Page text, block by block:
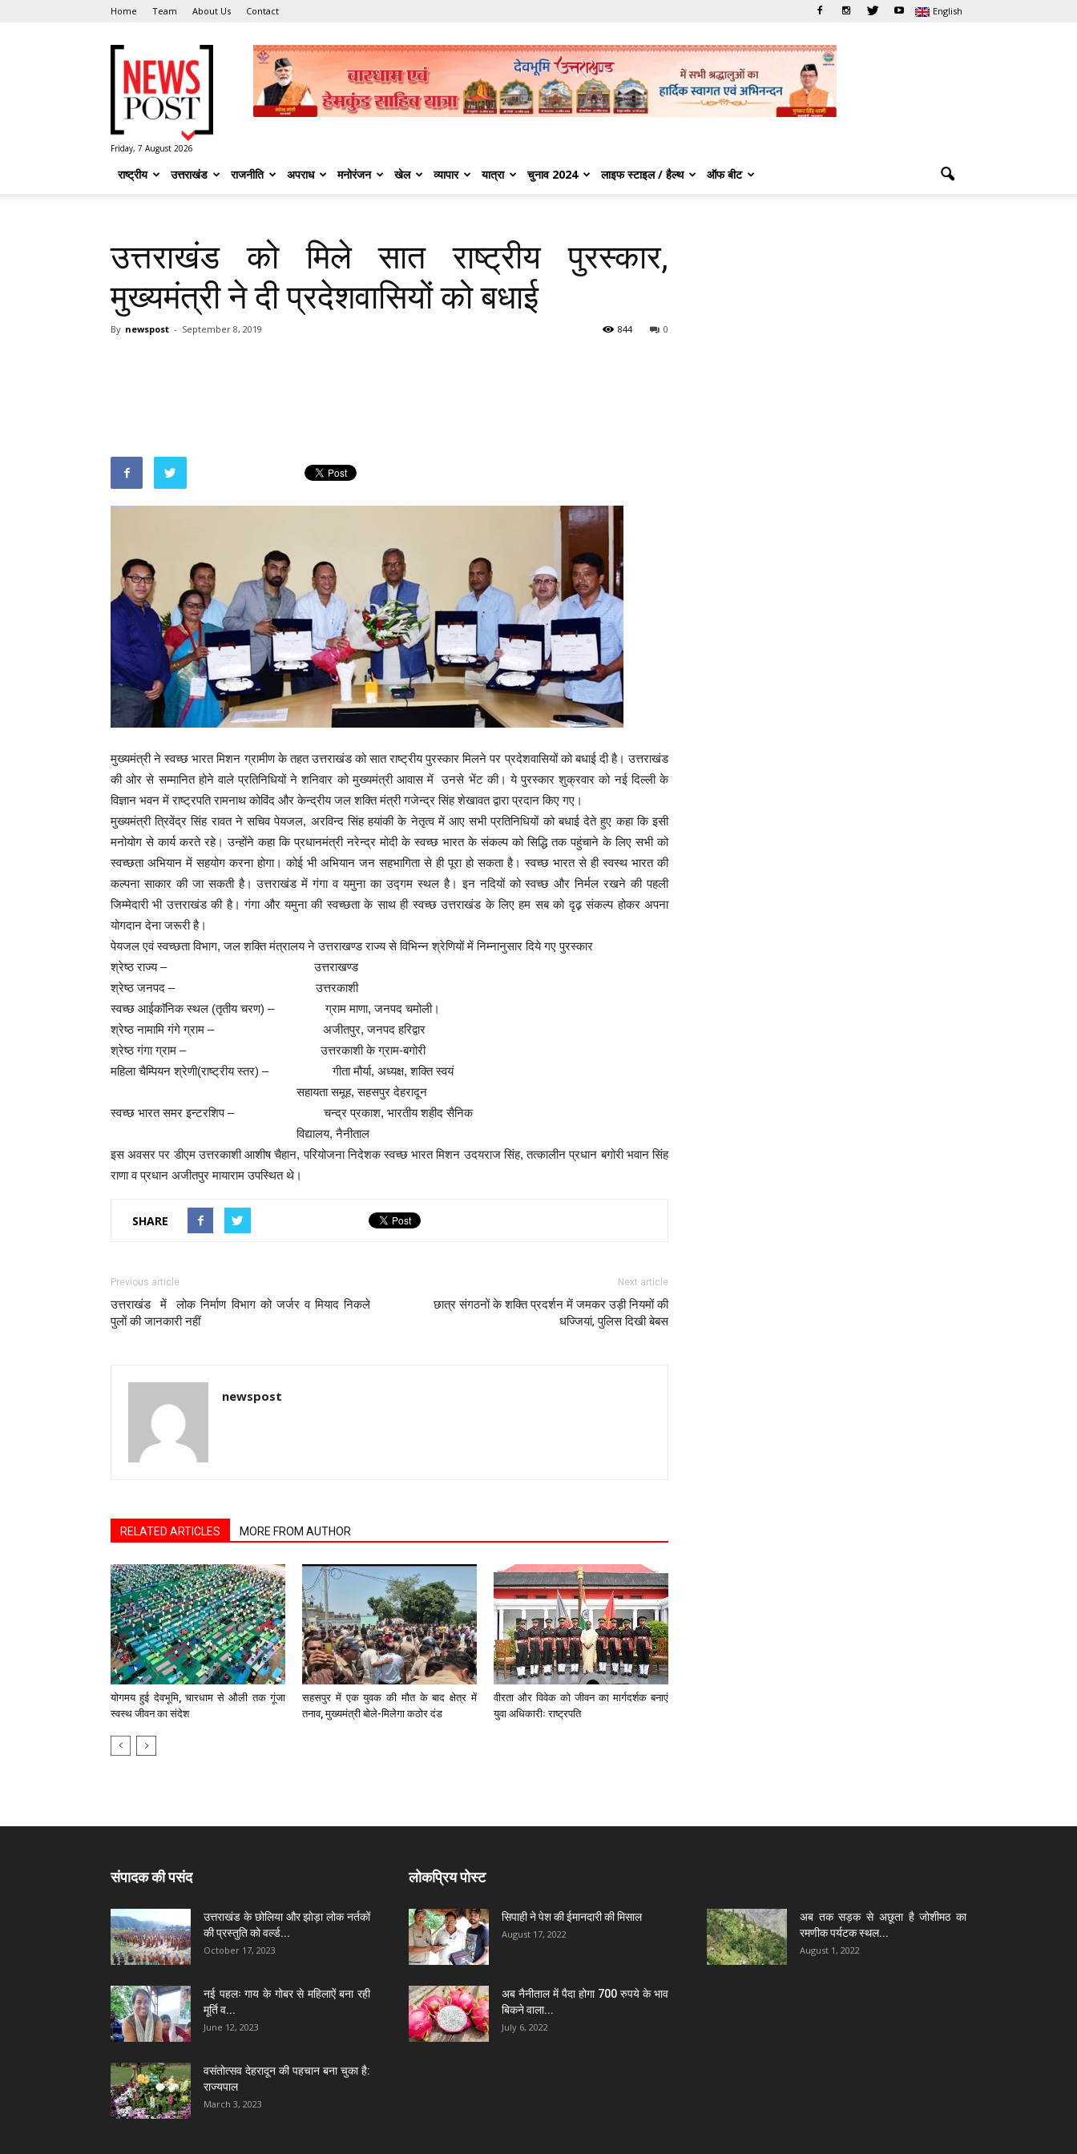
Home Team About Us Contact English
Post
Friday, 7 August 2026
राष्ट्रीय उत्तराखंड राजनीति अपराध मनोरंजन खेल व्यापार यात्रा चुनाव 2024 लाइफ स्टाइल / हैल्थ ऑफ बीट
उत्तराखंड को मिले सात राष्ट्रीय पुरस्कार,
मुख्यमंत्री ने दी प्रदेशवासियों को बधाई
By newspost - September 8, 2019 0
844
मुख्यमंत्री ने स्वच्छ भारत मिशन ग्रामीण के तहत उत्तराखंड को सात राष्ट्रीय पुरस्कार मिलने पर प्रदेशवासियों को बधाई दी है। उत्तराखंड
की ओर से सम्मानित होने वाले प्रतिनिधियों ने शनिवार को मुख्यमंत्री आवास में उनसे भेंट की। ये पुरस्कार शुक्रवार को नई दिल्ली के
विज्ञान भवन में राष्ट्रपति रामनाथ कोविंद और केन्द्रीय जल शक्ति मंत्री गजेन्द्र सिंह शेखावत द्वारा प्रदान किए गए।
मुख्यमंत्री त्रिवेंद्र सिंह रावत ने सचिव पेयजल, अरविन्द सिंह हयांकी के नेतृत्व में आए सभी प्रतिनिधियों को बधाई देते हुए कहा कि इसी
मनोयोग से कार्य करते रहे। उन्होंने कहा कि प्रधानमंत्री नरेन्द्र मोदी के स्वच्छ भारत के संकल्प को सिद्धि तक पहुंचाने के लिए सभी को
स्वच्छता अभियान में सहयोग करना होगा। कोई भी अभियान जन सहभागिता से ही पूरा हो सकता है। स्वच्छ भारत से ही स्वस्थ भारत की
कल्पना साकार की जा सकती है। उत्तराखंड में गंगा व यमुना का उद्गम स्थल है। इन नदियों को स्वच्छ और निर्मल रखने की पहली
जिम्मेदारी भी उत्तराखंड की है। गंगा और यमुना की स्वच्छता के साथ ही स्वच्छ उत्तराखंड के लिए हम सब को दृढ़़ संकल्प होकर अपना
योगदान देना जरूरी है।
पेयजल एवं स्वच्छता विभाग, जल शक्ति मंत्रालय ने उत्तराखण्ड राज्य से विभिन्न श्रेणियों में निम्नानुसार दिये गए पुरस्कार
श्रेष्ठ राज्य – उत्तराखण्ड
श्रेष्ठ जनपद – उत्तरकाशी
स्वच्छ आईकाॅनिक स्थल (तृतीय चरण) – ग्राम माणा, जनपद चमोली।
श्रेष्ठ नामामि गंगे ग्राम – अजीतपुर, जनपद हरिद्वार
श्रेष्ठ गंगा ग्राम – उत्तरकाशी के ग्राम-बगोरी
महिला चैम्पियन श्रेणी(राष्ट्रीय स्तर) – गीता मौर्या, अध्यक्ष, शक्ति स्वयं
सहायता समूह, सहसपुर देहरादून
स्वच्छ भारत समर इन्टरशिप – चन्द्र प्रकाश, भारतीय शहीद सैनिक
विद्यालय, नैनीताल
इस अवसर पर डीएम उत्तरकाशी आशीष चैहान, परियोजना निदेशक स्वच्छ भारत मिशन उदयराज सिंह, तत्कालीन प्रधान बगोरी भवान सिंह
राणा व प्रधान अजीतपुर मायाराम उपस्थित थे।
SHARE
Previous article
उत्तराखंड में लोक निर्माण विभाग को जर्जर व मियाद निकले
पुलों की जानकारी नहीं
Next article
छात्र संगठनों के शक्ति प्रदर्शन में जमकर उड़ी नियमों की
धज्जियां, पुलिस दिखी बेबस
newspost
RELATED ARTICLES MORE FROM AUTHOR
योगमय हुई देवभूमि, चारधाम से औली तक गूंजा
स्वस्थ जीवन का संदेश
सहसपुर में एक युवक की मौत के बाद क्षेत्र में
तनाव, मुख्यमंत्री बोले-मिलेगा कठोर दंड
वीरता और विवेक को जीवन का मार्गदर्शक बनाएं
युवा अधिकारीः राष्ट्रपति
संपादक की पसंद
उत्तराखंड के छोलिया और झोड़ा लोक नर्तकों
की प्रस्तुति को वर्ल्ड...
October 17, 2023
नई पहलः गाय के गोबर से महिलाऐं बना रही
मूर्ति व...
June 12, 2023
वसंतोत्सव देहरादून की पहचान बना चुका है:
राज्यपाल
March 3, 2023
लोकप्रिय पोस्ट
सिपाही ने पेश की ईमानदारी की मिसाल
August 17, 2022
अब तक सड़क से अछूता है जोशीमठ का
रमणीक पर्यटक स्थल...
August 1, 2022
अब नैनीताल में पैदा होगा 700 रुपये के भाव
बिकने वाला...
July 6, 2022